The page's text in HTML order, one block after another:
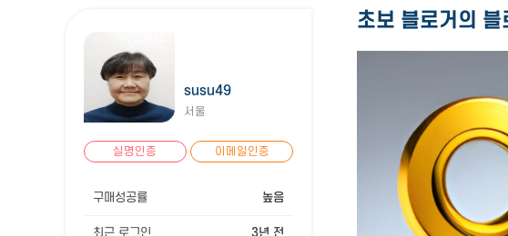
susu49
서울
실명인증 이메일인증
구매성공률 높음
최근 로그인 3년 전
초보 블로거의